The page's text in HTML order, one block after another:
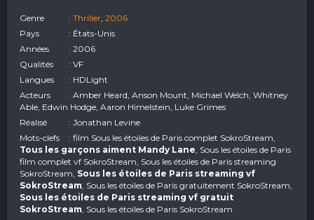
Genre : Thriller, 2006
Pays
: États-Unis
Années
: 2006
Qualités
: VF
Langues
: HDLight
Acteurs
: Amber Heard, Anson Mount, Michael Welch, Whitney
Able, Edwin Hodge, Aaron Himelstein, Luke Grimes
Réalisé
: Jonathan Levine
Mots-clefs
: film Sous les étoiles de Paris complet SokroStream,
Tous les garçons aiment Mandy Lane, Sous les étoiles de Paris
film complet vf SokroStream, Sous les étoiles de Paris streaming
SokroStream, Sous les étoiles de Paris streaming vf
SokroStream, Sous les étoiles de Paris gratuitement SokroStream,
Sous les étoiles de Paris streaming vf gratuit
SokroStream, Sous les étoiles de Paris SokroStream